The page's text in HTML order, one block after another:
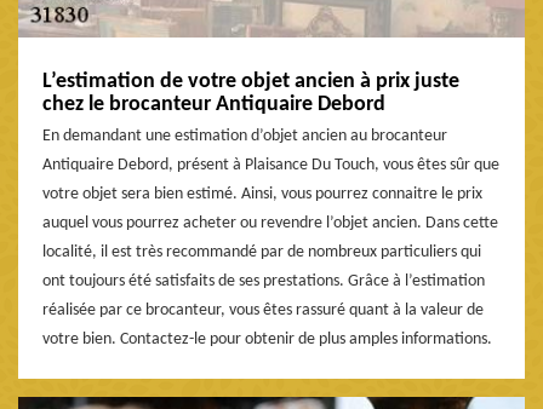
L’estimation de votre objet ancien à prix juste
chez le brocanteur Antiquaire Debord
En demandant une estimation d’objet ancien au brocanteur
Antiquaire Debord, présent à Plaisance Du Touch, vous êtes sûr que
votre objet sera bien estimé. Ainsi, vous pourrez connaitre le prix
auquel vous pourrez acheter ou revendre l’objet ancien. Dans cette
localité, il est très recommandé par de nombreux particuliers qui
ont toujours été satisfaits de ses prestations. Grâce à l’estimation
réalisée par ce brocanteur, vous êtes rassuré quant à la valeur de
votre bien. Contactez-le pour obtenir de plus amples informations.